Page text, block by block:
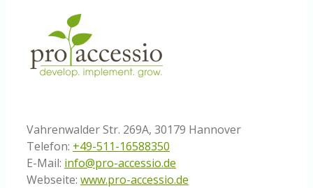
Vahrenwalder Str. 269A, 30179 Hannover
Telefon: +49-511-16588350
E-Mail: info@pro-accessio.de
Webseite: www.pro-accessio.de